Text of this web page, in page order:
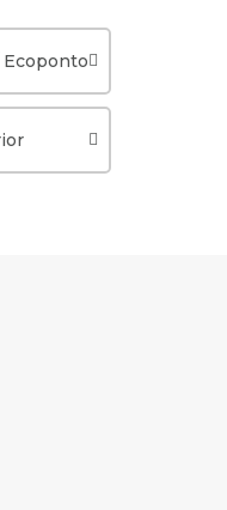
Ecoponto